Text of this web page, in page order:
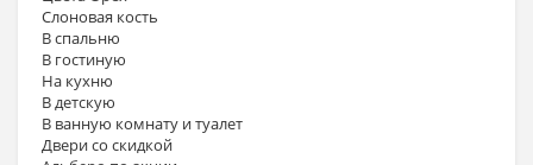
Слоновая кость
В спальню
В гостиную
На кухню
В детскую
В ванную комнату и туалет
Двери со скидкой